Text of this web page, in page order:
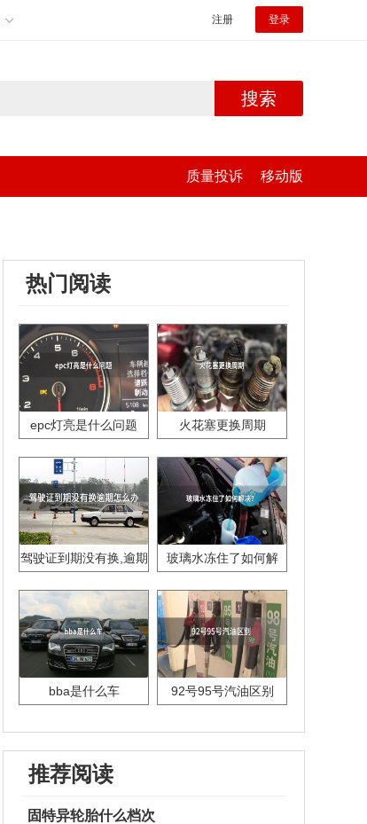
注册 登录
搜索
质量投诉 移动版
热门阅读
epc灯亮是什么问题 火花塞更换周期
驾驶证到期没有换,逾期
玻璃水冻住了如何解
bba是什么车 92号95号汽油区别
推荐阅读
固特异轮胎什么档次